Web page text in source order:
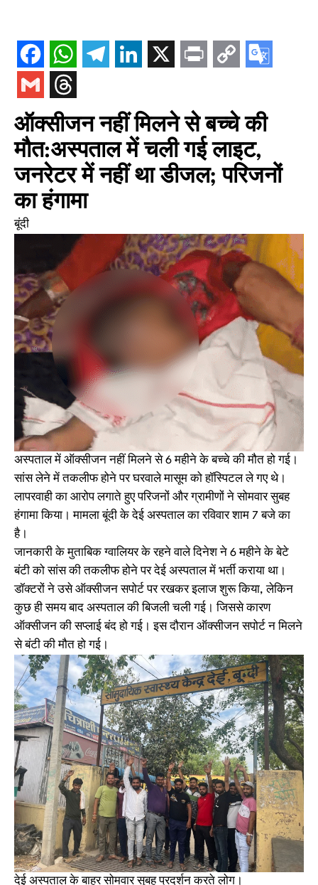
ऑक्सीजन नहीं मिलने से बच्चे की
मौत:अस्पताल में चली गई लाइट,
जनरेटर में नहीं था डीजल; परिजनों
का हंगामा
बूंदी
अस्पताल में ऑक्सीजन नहीं मिलने से 6 महीने के बच्चे की मौत हो गई।
सांस लेने में तकलीफ होने पर घरवाले मासूम को हॉस्पिटल ले गए थे।
लापरवाही का आरोप लगाते हुए परिजनों और ग्रामीणों ने सोमवार सुबह
हंगामा किया। मामला बूंदी के देई अस्पताल का रविवार शाम 7 बजे का
है।
जानकारी के मुताबिक ग्वालियर के रहने वाले दिनेश ने 6 महीने के बेटे
बंटी को सांस की तकलीफ होने पर देई अस्पताल में भर्ती कराया था।
डॉक्टरों ने उसे ऑक्सीजन सपोर्ट पर रखकर इलाज शुरू किया, लेकिन
कुछ ही समय बाद अस्पताल की बिजली चली गई। जिससे कारण
ऑक्सीजन की सप्लाई बंद हो गई। इस दौरान ऑक्सीजन सपोर्ट न मिलने
से बंटी की मौत हो गई।
देई अस्पताल के बाहर सोमवार सुबह प्रदर्शन करते लोग।